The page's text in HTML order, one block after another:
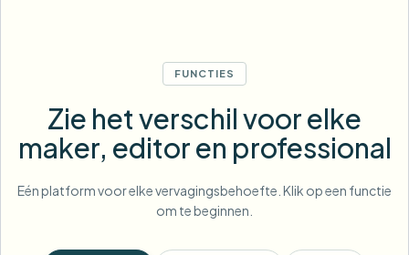
FUNCTIES
Zie het verschil voor elke
maker, editor en professional
Eén platform voor elke vervagingsbehoefte. Klik op een functie
om te beginnen.